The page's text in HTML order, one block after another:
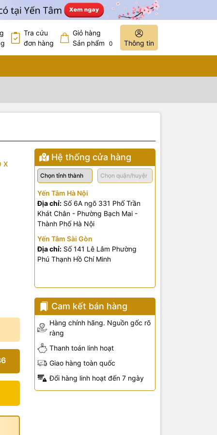
Tra cứu
đơn hàng
Giỏ hàng
Sản phẩm
0 Thông tin
X
Hệ thống cửa hàng
Yến Tâm Hà Nội
Địa chỉ:Số 6A ngõ 331 Phố Trần
Khát Chân - Phường Bạch Mai -
Thành Phố Hà Nội
Yến Tâm Sài Gòn
Địa chỉ:Số 141 Lê Lâm Phường
Phú Thạnh Hồ Chí Minh
Cam kết bán hàng
Hàng chính hãng. Nguồn gốc rõ
ràng
Thanh toán linh hoạt
Giao hàng toàn quốc
Đổi hàng linh hoạt đến 7 ngày
1